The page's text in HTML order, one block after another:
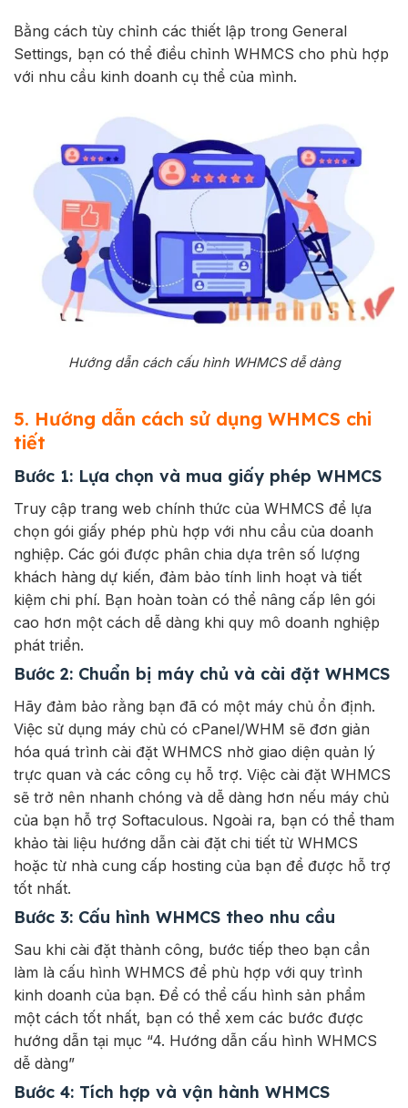
Bằng cách tùy chỉnh các thiết lập trong General
Settings, bạn có thể điều chỉnh WHMCS cho phù hợp
với nhu cầu kinh doanh cụ thể của mình.
Hướng dẫn cách cấu hình WHMCS dễ dàng
5. Hướng dẫn cách sử dụng WHMCS chi
tiết
Bước 1: Lựa chọn và mua giấy phép WHMCS
Truy cập trang web chính thức của WHMCS để lựa
chọn gói giấy phép phù hợp với nhu cầu của doanh
nghiệp. Các gói được phân chia dựa trên số lượng
khách hàng dự kiến, đảm bảo tính linh hoạt và tiết
kiệm chi phí. Bạn hoàn toàn có thể nâng cấp lên gói
cao hơn một cách dễ dàng khi quy mô doanh nghiệp
phát triển.
Bước 2: Chuẩn bị máy chủ và cài đặt WHMCS
Hãy đảm bảo rằng bạn đã có một máy chủ ổn định.
Việc sử dụng máy chủ có cPanel/WHM sẽ đơn giản
hóa quá trình cài đặt WHMCS nhờ giao diện quản lý
trực quan và các công cụ hỗ trợ. Việc cài đặt WHMCS
sẽ trở nên nhanh chóng và dễ dàng hơn nếu máy chủ
của bạn hỗ trợ Softaculous. Ngoài ra, bạn có thể tham
khảo tài liệu hướng dẫn cài đặt chi tiết từ WHMCS
hoặc từ nhà cung cấp hosting của bạn để được hỗ trợ
tốt nhất.
Bước 3: Cấu hình WHMCS theo nhu cầu
Sau khi cài đặt thành công, bước tiếp theo bạn cần
làm là cấu hình WHMCS để phù hợp với quy trình
kinh doanh của bạn. Để có thể cấu hình sản phẩm
một cách tốt nhất, bạn có thể xem các bước được
hướng dẫn tại mục “4. Hướng dẫn cấu hình WHMCS
dễ dàng”
Bước 4: Tích hợp và vận hành WHMCS